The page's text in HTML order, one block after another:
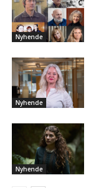
Nyhende
Nyhende
Nyhende